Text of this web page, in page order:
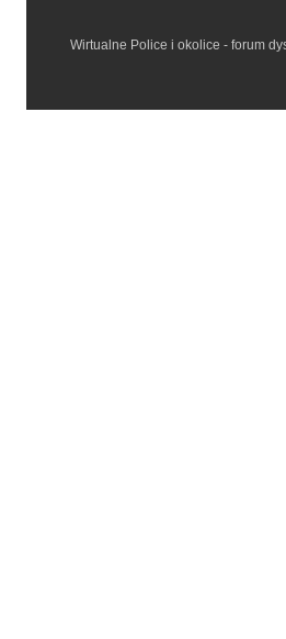
Wirtualne Police i okolice - forum